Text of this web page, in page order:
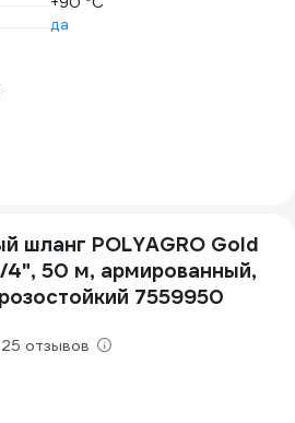
да
шланг POLYAGRO Gold
4", 50 м, армированный,
7559950
25 отзывов